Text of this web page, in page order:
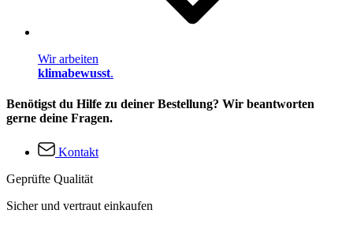
Wir arbeiten
klimabewusst.
Benötigst du Hilfe zu deiner Bestellung? Wir beantworten
gerne deine Fragen.
Kontakt
Geprüfte Qualität
Sicher und vertraut einkaufen